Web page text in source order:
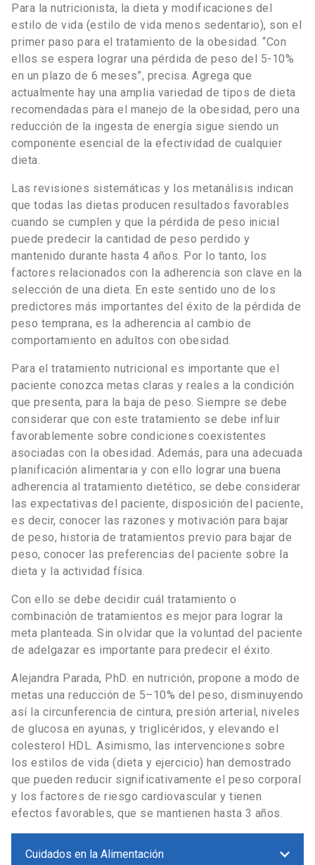
Para la nutricionista, la dieta y modificaciones del
estilo de vida (estilo de vida menos sedentario), son el
primer paso para el tratamiento de la obesidad. “Con
ellos se espera lograr una pérdida de peso del 5-10%
en un plazo de 6 meses”, precisa. Agrega que
actualmente hay una amplia variedad de tipos de dieta
recomendadas para el manejo de la obesidad, pero una
reducción de la ingesta de energía sigue siendo un
componente esencial de la efectividad de cualquier
dieta.
Las revisiones sistemáticas y los metanálisis indican
que todas las dietas producen resultados favorables
cuando se cumplen y que la pérdida de peso inicial
puede predecir la cantidad de peso perdido y
mantenido durante hasta 4 años. Por lo tanto, los
factores relacionados con la adherencia son clave en la
selección de una dieta. En este sentido uno de los
predictores más importantes del éxito de la pérdida de
peso temprana, es la adherencia al cambio de
comportamiento en adultos con obesidad.
Para el tratamiento nutricional es importante que el
paciente conozca metas claras y reales a la condición
que presenta, para la baja de peso. Siempre se debe
considerar que con este tratamiento se debe influir
favorablemente sobre condiciones coexistentes
asociadas con la obesidad. Además, para una adecuada
planificación alimentaria y con ello lograr una buena
adherencia al tratamiento dietético, se debe considerar
las expectativas del paciente, disposición del paciente,
es decir, conocer las razones y motivación para bajar
de peso, historia de tratamientos previo para bajar de
peso, conocer las preferencias del paciente sobre la
dieta y la actividad física.
Con ello se debe decidir cuál tratamiento o
combinación de tratamientos es mejor para lograr la
meta planteada. Sin olvidar que la voluntad del paciente
de adelgazar es importante para predecir el éxito.
Alejandra Parada, PhD. en nutrición, propone a modo de
metas una reducción de 5–10% del peso, disminuyendo
así la circunferencia de cintura, presión arterial, niveles
de glucosa en ayunas, y triglicéridos, y elevando el
colesterol HDL. Asimismo, las intervenciones sobre
los estilos de vida (dieta y ejercicio) han demostrado
que pueden reducir significativamente el peso corporal
y los factores de riesgo cardiovascular y tienen
efectos favorables, que se mantienen hasta 3 años.
Cuidados en la Alimentación